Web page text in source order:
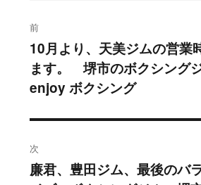
稿
ナ
ビ
ー
前
過
去
の
10月より、天美ジムの営業
ます。 堺市のボクシング
enjoy ボクシング
次
次
廉君、豊田ジム、最後のバ